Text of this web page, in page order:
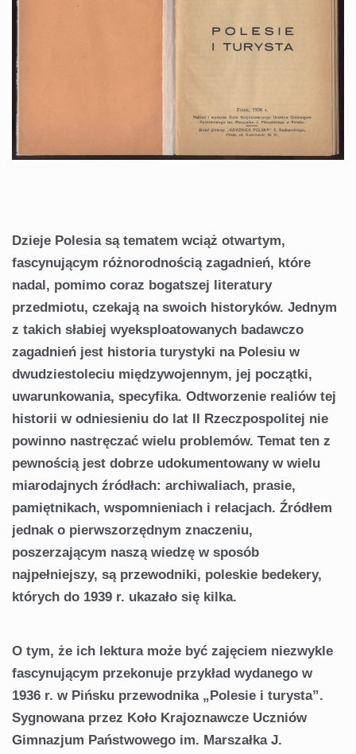
Dzieje Polesia są tematem wciąż otwartym,
fascynującym różnorodnością zagadnień, które
nadal, pomimo coraz bogatszej literatury
przedmiotu, czekają na swoich historyków. Jednym
z takich słabiej wyeksploatowanych badawczo
zagadnień jest historia turystyki na Polesiu w
dwudziestoleciu międzywojennym, jej początki,
uwarunkowania, specyfika. Odtworzenie realiów tej
historii w odniesieniu do lat II Rzeczpospolitej nie
powinno nastręczać wielu problemów. Temat ten z
pewnością jest dobrze udokumentowany w wielu
miarodajnych źródłach: archiwaliach, prasie,
pamiętnikach, wspomnieniach i relacjach. Źródłem
jednak o pierwszorzędnym znaczeniu,
poszerzającym naszą wiedzę w sposób
najpełniejszy, są przewodniki, poleskie bedekery,
których do 1939 r. ukazało się kilka.
O tym, że ich lektura może być zajęciem niezwykle
fascynującym przekonuje przykład wydanego w
1936 r. w Pińsku przewodnika „Polesie i turysta”.
Sygnowana przez Koło Krajoznawcze Uczniów
Gimnazjum Państwowego im. Marszałka J.